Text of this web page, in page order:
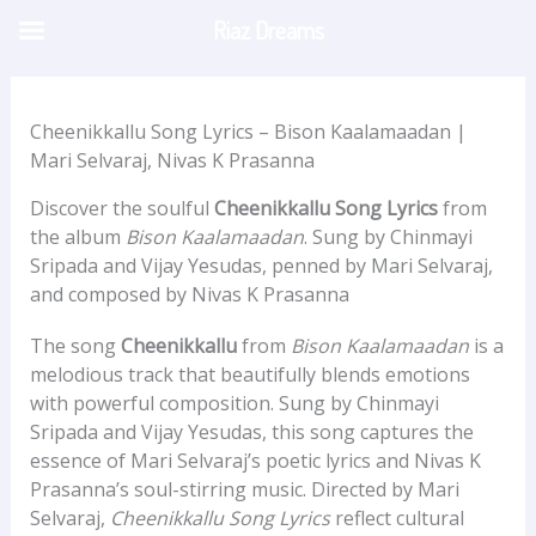
Cheenikkallu Song Lyrics – Bison Kaalamaadan |
Mari Selvaraj, Nivas K Prasanna
Discover the soulful Cheenikkallu Song Lyricsfrom
the album Bison Kaalamaadan. Sung by Chinmayi
Sripada and Vijay Yesudas, penned by Mari Selvaraj,
and composed by Nivas K Prasanna
The songCheenikkallufrom Bison Kaalamaadanis a
melodious track that beautifully blends emotions
with powerful composition. Sung by Chinmayi
Sripada and Vijay Yesudas, this song captures the
essence of Mari Selvaraj’s poetic lyrics and Nivas K
Prasanna’s soul-stirring music. Directed by Mari
Selvaraj, Cheenikkallu Song Lyricsreflect cultural